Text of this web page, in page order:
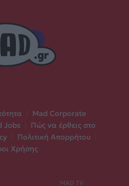
Mad Corporate
Jobs
Πώς να έρθεις στο
Πολιτική Απορρήτου
Χρήσης
MAD TV